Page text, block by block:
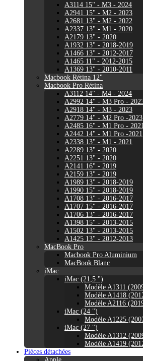
A3114 15" - M3 - 2024
A2941 15" - M2 - 2023
A2681 13" - M2 - 2022
A2337 13" - M1 - 2020
A2179 13" - 2020
A1932 13" - 2018-2019
A1466 13" - 2012-2017
A1465 11" - 2012-2015
A1369 13" - 2010-2011
Macbook Rétina 12"
Macbook Pro Rétina
A3112 14" - M4 - 2024
A2992 14" - M3 Pro -
A2918 14" - M3 - 2023
A2779 14" - M2 Pro -2023
A2485 16" - M1 Pro -
A2442 14" - M1 Pro -2021
A2338 13" - M1 - 2021
A2289 13" - 2020
A2251 13" - 2020
A2141 16" - 2019
A2159 13" - 2019
A1989 13" - 2018-2019
A1990 15" - 2018-2019
A1708 13" - 2016-2017
A1707 15" - 2016-2017
A1706 13" - 2016-2017
A1398 15" - 2013-2015
A1502 13" - 2013-2015
A1425 13" - 2012-2013
MacBook Pro
Macbook Pro Aluminium
MacBook Blanc
iMac
iMac (21,5 ")
Modèle A1311
Modèle A1418
Modèle A2116
iMac (24 ")
Modèle A1225
iMac (27 ")
Modèle A1312
Modèle A1419
Pièces détachées